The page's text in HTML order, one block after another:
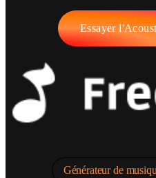
Essayer
Générateur de